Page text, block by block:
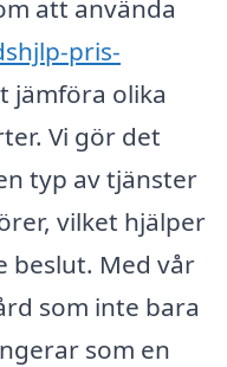
att använda
pris-
jämföra olika
Vi gör det
typ av tjänster
vilket hjälper
beslut. Med vår
som inte bara
som en